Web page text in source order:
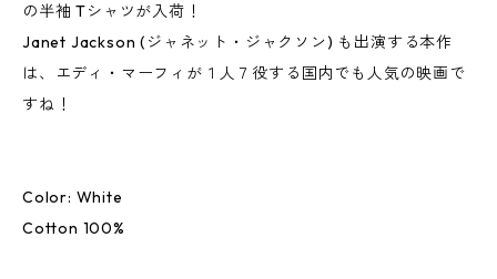
の半袖 Tシャツが入荷！
Janet Jackson (ジャネット・ジャクソン) も出演する本作
は、エディ・マーフィが１人７役する国内でも人気の映画で
すね！
Color: White
Cotton 100%